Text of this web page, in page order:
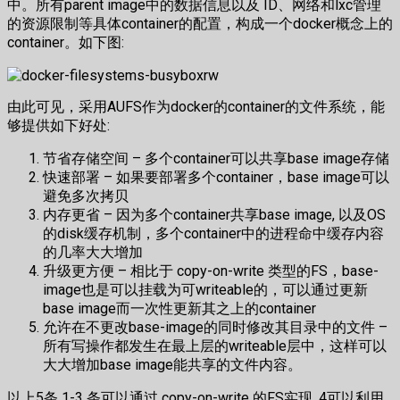
中。所有parent image中的数据信息以及 ID、网络和lxc管理
的资源限制等具体container的配置，构成一个docker概念上的
container。如下图:
由此可见，采用AUFS作为docker的container的文件系统，能
够提供如下好处:
节省存储空间 – 多个container可以共享base image存储
快速部署 – 如果要部署多个container，base image可以
避免多次拷贝
内存更省 – 因为多个container共享base image, 以及OS
的disk缓存机制，多个container中的进程命中缓存内容
的几率大大增加
升级更方便 – 相比于 copy-on-write 类型的FS，base-
image也是可以挂载为可writeable的，可以通过更新
base image而一次性更新其之上的container
允许在不更改base-image的同时修改其目录中的文件 –
所有写操作都发生在最上层的writeable层中，这样可以
大大增加base image能共享的文件内容。